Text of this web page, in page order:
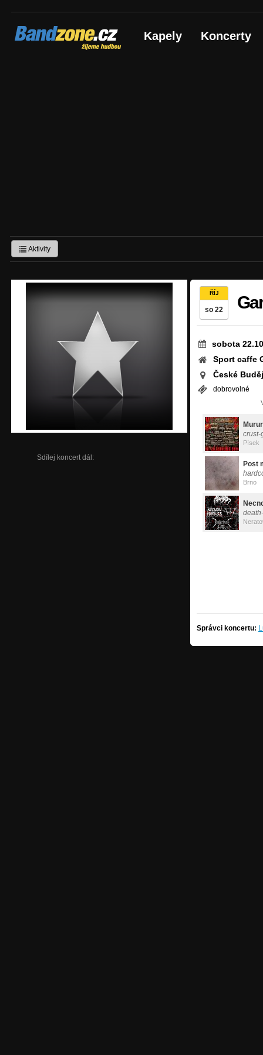
Bandzone.cz
žijeme hudbou Kapely Koncerty
Aktivity
Sdílej koncert dál:
ŘÍJ
so 22
sobota
Sport caffe
České
dobrovolné
crust-
Písek
Post
Brno
Správci koncertu: